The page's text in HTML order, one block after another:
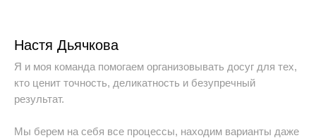
Настя Дьячкова
Я и моя команда помогаем организовывать досуг для тех,
кто ценит точность, деликатность и безупречный
результат.
Мы берем на себя все процессы, находим варианты даже